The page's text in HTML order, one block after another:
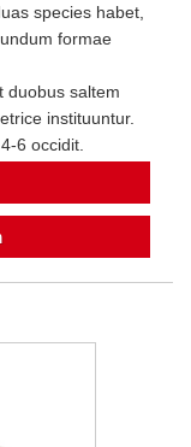
species habet,
formae
duobus saltem
instituuntur.
6 occidit.